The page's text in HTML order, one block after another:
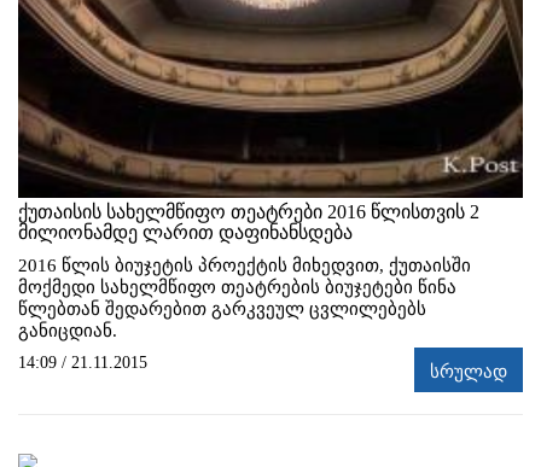
ქუთაისის სახელმწიფო თეატრები 2016 წლისთვის 2
მილიონამდე ლარით დაფინანსდება
2016 წლის ბიუჯეტის პროექტის მიხედვით, ქუთაისში
მოქმედი სახელმწიფო თეატრების ბიუჯეტები წინა
წლებთან შედარებით გარკვეულ ცვლილებებს
განიცდიან.
14:09 / 21.11.2015 სრულად